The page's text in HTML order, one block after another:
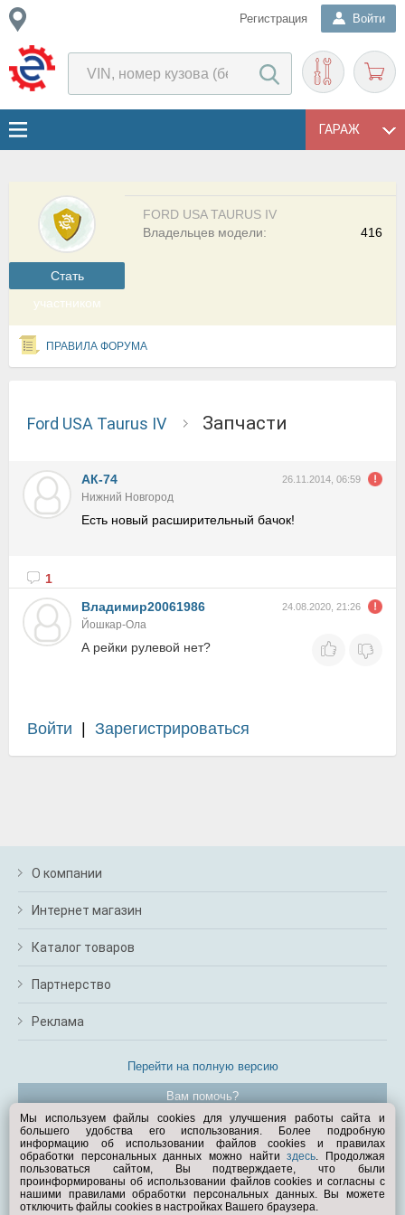
Регистрация Войти
ГАРАЖ
Cтать
участником
FORD USA TAURUS IV
416
Владельцев модели:
ПРАВИЛА ФОРУМА
Ford USA Taurus IV запчасти
АК-74 26.11.2014, 06:59
Нижний Новгород
Есть новый расширительный бачок!
1
Владимир20061986
24.08.2020, 21:26
Йошкар-Ола
А рейки рулевой нет?
Войти Зарегистрироваться
О компании
Интернет магазин
Каталог товаров
Партнерство
Реклама
Перейти на полную версию
Вам помочь?
© Exist.ru 1998—2026
Мы используем файлы cookies для улучшения работы сайта и
большего удобства его использования. Более подробную
информацию об использовании файлов cookies и правилах
обработки персональных данных можно найтиздесь. Продолжая
пользоваться сайтом, Вы подтверждаете, что были
проинформированы об использовании файлов cookies и согласны с
нашими правилами обработки персональных данных. Вы можете
отключить файлы cookies в настройках Вашего браузера.